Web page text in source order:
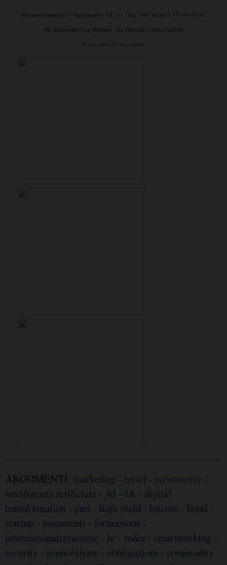
BusinessCommunity.it - Supplemento a G.C. e t. - Reg. Trib. Milano n. 431 del 19/7/97
Dir. Responsabile Gigi Beltrame - Dir. Editoriale Claudio Gandolfo
Politica della Privacy e cookie
ARGOMENTI: marketing - retail - ecommerce -
intelligenza artificiale - AI - IA - digital
transformation - pmi - high yield - bitcoin - bond -
startup - pagamenti - formazione -
internazionalizzazione - hr - m&a - smartworking -
security - immobiliare - obbligazioni - commodity -